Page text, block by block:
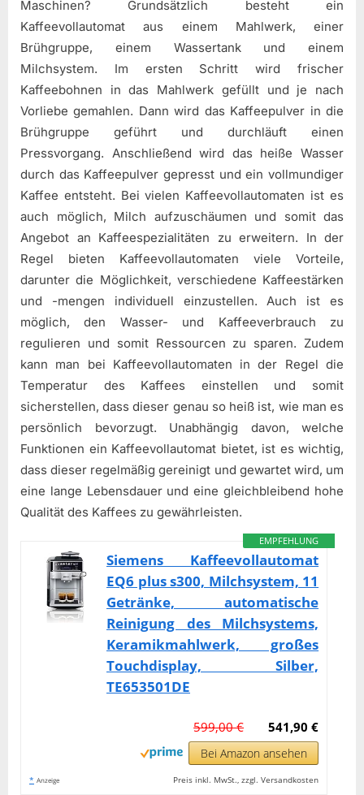
Maschinen? Grundsätzlich besteht ein
Kaffeevollautomat aus einem Mahlwerk, einer
Brühgruppe, einem Wassertank und einem
Milchsystem. Im ersten Schritt wird frischer
Kaffeebohnen in das Mahlwerk gefüllt und je nach
Vorliebe gemahlen. Dann wird das Kaffeepulver in die
Brühgruppe geführt und durchläuft einen
Pressvorgang. Anschließend wird das heiße Wasser
durch das Kaffeepulver gepresst und ein vollmundiger
Kaffee entsteht. Bei vielen Kaffeevollautomaten ist es
auch möglich, Milch aufzuschäumen und somit das
Angebot an Kaffeespezialitäten zu erweitern. In der
Regel bieten Kaffeevollautomaten viele Vorteile,
darunter die Möglichkeit, verschiedene Kaffeestärken
und -mengen individuell einzustellen. Auch ist es
möglich, den Wasser- und Kaffeeverbrauch zu
regulieren und somit Ressourcen zu sparen. Zudem
kann man bei Kaffeevollautomaten in der Regel die
Temperatur des Kaffees einstellen und somit
sicherstellen, dass dieser genau so heiß ist, wie man es
persönlich bevorzugt. Unabhängig davon, welche
Funktionen ein Kaffeevollautomat bietet, ist es wichtig,
dass dieser regelmäßig gereinigt und gewartet wird, um
eine lange Lebensdauer und eine gleichbleibend hohe
Qualität des Kaffees zu gewährleisten.
EMPFEHLUNG
Siemens Kaffeevollautomat
EQ6 plus s300, Milchsystem, 11
Getränke, automatische
Reinigung des Milchsystems,
Keramikmahlwerk, großes
Touchdisplay, Silber,
TE653501DE
541,90 €
599,00 €
Bei Amazon ansehen
* Anzeige Preis inkl. MwSt., zzgl. Versandkosten